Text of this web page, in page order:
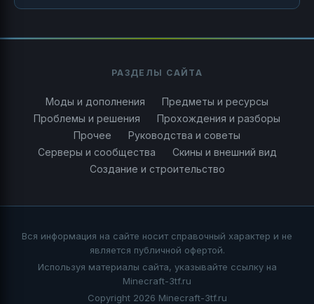
РАЗДЕЛЫ САЙТА
Моды и дополнения
Предметы и ресурсы
Проблемы и решения
Прохождения и разборы
Прочее
Руководства и советы
Серверы и сообщества
Скины и внешний вид
Создание и строительство
Вся информация на сайте носит справочный характер и не
является публичной офертой.
Используя материалы сайта, указывайте ссылку на
Minecraft-3tf.ru
Copyright 2026 Minecraft-3tf.ru